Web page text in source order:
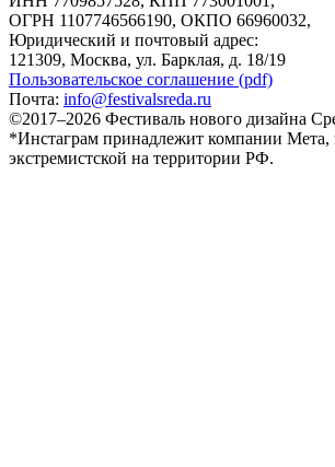
ОГРН 1107746566190, ОКПО 66960032,
Юридический и почтовый адрес:
121309, Москва, ул. Барклая, д. 18/19
Пользовательское соглашение (pdf)
Почта: info@festivalsreda.ru
©2017–2026 Фестиваль нового дизайна
*Инстаграм принадлежит компании Мета,
экстремистской на территории РФ.